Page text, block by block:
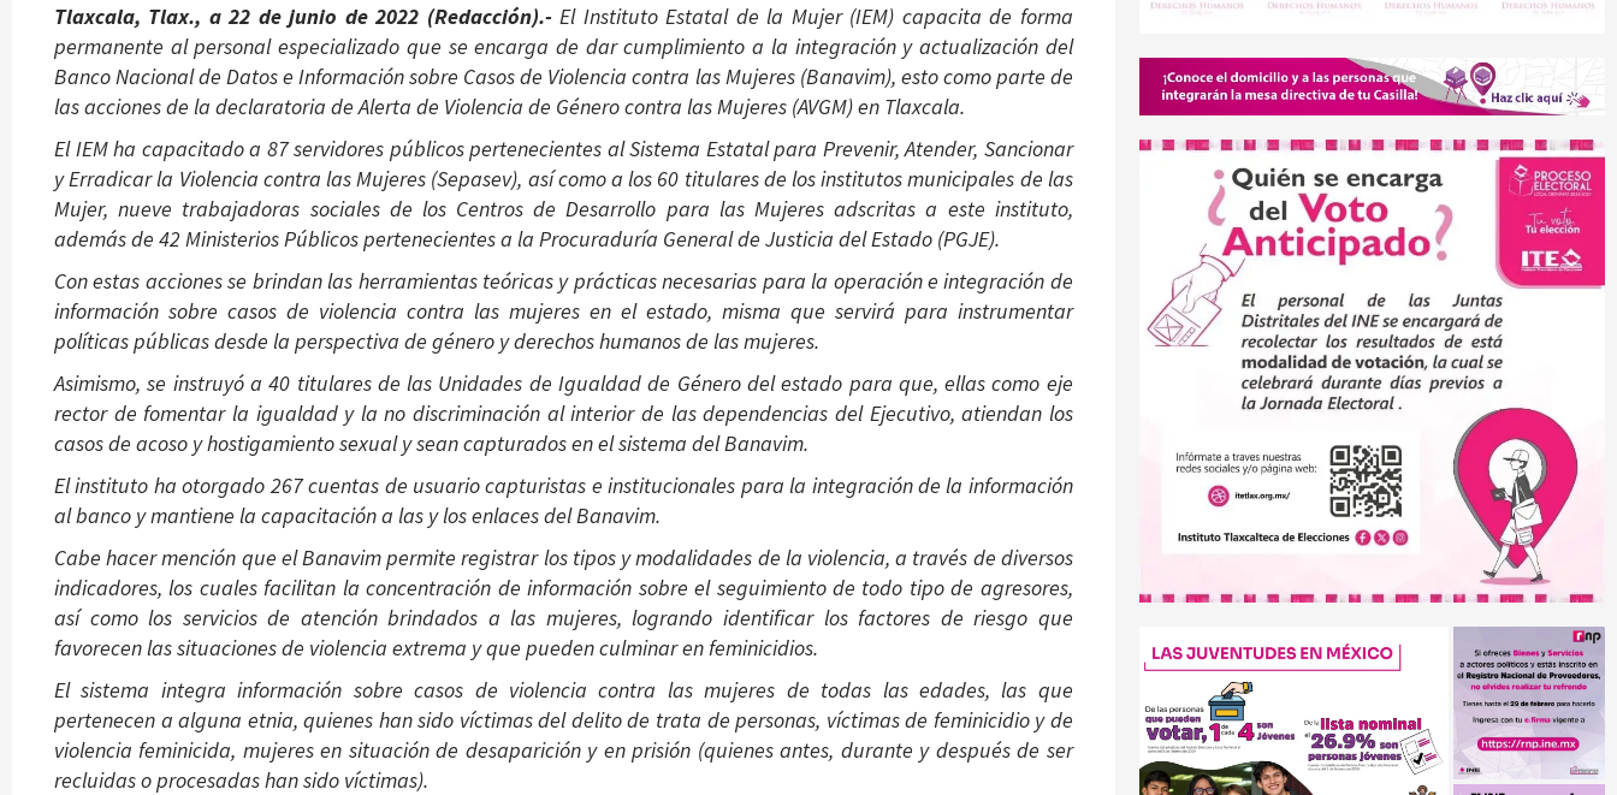
Tlaxcala, Tlax., a 22 de junio de 2022 (Redacción).-El Instituto Estatal de la Mujer (IEM) capacita de forma
permanente al personal especializado que se encarga de dar cumplimiento a la integración y actualización del
Banco Nacional de Datos e Información sobre Casos de Violencia contra las Mujeres (Banavim), esto como parte de
las acciones de la declaratoria de Alerta de Violencia de Género contra las Mujeres (AVGM) en Tlaxcala.
El IEM ha capacitado a 87 servidores públicos pertenecientes al Sistema Estatal para Prevenir, Atender, Sancionar
y Erradicar la Violencia contra las Mujeres (Sepasev), así como a los 60 titulares de los institutos municipales de las
Mujer, nueve trabajadoras sociales de los Centros de Desarrollo para las Mujeres adscritas a este instituto,
además de 42 Ministerios Públicos pertenecientes a la Procuraduría General de Justicia del Estado (PGJE).
Con estas acciones se brindan las herramientas teóricas y prácticas necesarias para la operación e integración de
información sobre casos de violencia contra las mujeres en el estado, misma que servirá para instrumentar
políticas públicas desde la perspectiva de género y derechos humanos de las mujeres.
Asimismo, se instruyó a 40 titulares de las Unidades de Igualdad de Género del estado para que, ellas como eje
rector de fomentar la igualdad y la no discriminación al interior de las dependencias del Ejecutivo, atiendan los
casos de acoso y hostigamiento sexual y sean capturados en el sistema del Banavim.
El instituto ha otorgado 267 cuentas de usuario capturistas e institucionales para la integración de la información
al banco y mantiene la capacitación a las y los enlaces del Banavim.
Cabe hacer mención que el Banavim permite registrar los tipos y modalidades de la violencia, a través de diversos
indicadores, los cuales facilitan la concentración de información sobre el seguimiento de todo tipo de agresores,
así como los servicios de atención brindados a las mujeres, logrando identificar los factores de riesgo que
favorecen las situaciones de violencia extrema y que pueden culminar en feminicidios.
El sistema integra información sobre casos de violencia contra las mujeres de todas las edades, las que
pertenecen a alguna etnia, quienes han sido víctimas del delito de trata de personas, víctimas de feminicidio y de
violencia feminicida, mujeres en situación de desaparición y en prisión (quienes antes, durante y después de ser
recluidas o procesadas han sido víctimas).